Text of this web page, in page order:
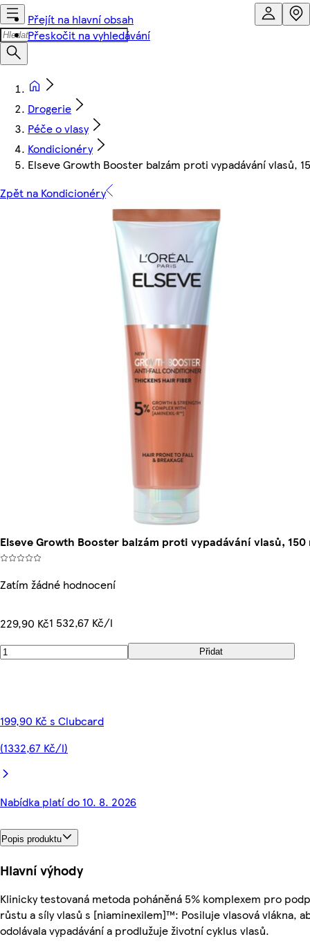
Přejít na hlavní obsah
Přeskočit na vyhledávání
Drogerie
Péče o vlasy
Kondicionéry
Elseve Growth Booster balzám proti vypadávání vlasů,
Zpět na Kondicionéry
Elseve Growth Booster balzám proti vypadávání vlasů, 150
Zatím žádné hodnocení
229,90 Kč1 532,67 Kč/l
Přidat
199,90 Kč s Clubcard
(1332,67 Kč/l)
Nabídka platí do 10. 8. 2026
Popis produktu
Hlavní výhody
Klinicky testovaná metoda poháněná 5% komplexem pro
růstu a síly vlasů s [niaminexilem]™: Posiluje vlasová vlákna,
odolávala vypadávání a prodlužuje životní cyklus vlasů.